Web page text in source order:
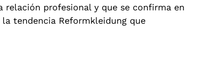
profesional y que se confirma en
tendencia Reformkleidung que